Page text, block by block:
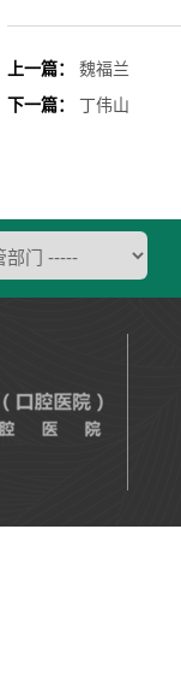
上一篇：
魏福兰
下一篇：
丁伟山